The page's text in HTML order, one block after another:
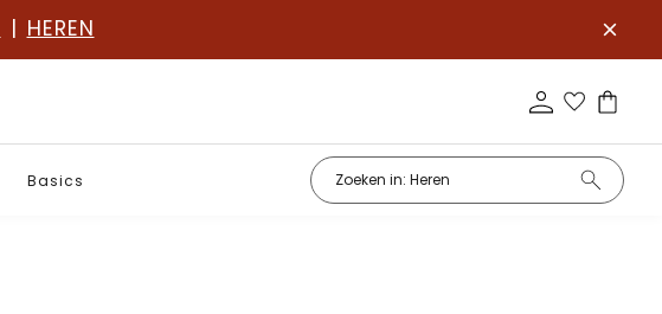
| HEREN
Basics